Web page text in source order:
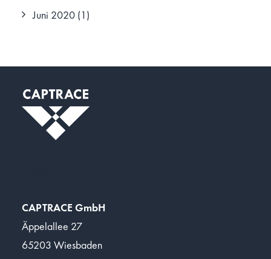
Juni 2020 (1)
CAPTRACE GmbH
Äppelallee 27
65203 Wiesbaden